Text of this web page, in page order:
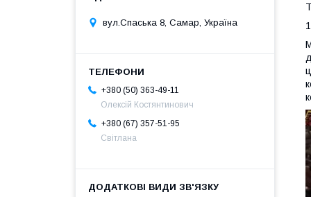
вул.Спаська 8, Самар, Україна
+380 (50) 363-49-11
Олексій Костянтинович
+380 (67) 357-51-95
Світлана